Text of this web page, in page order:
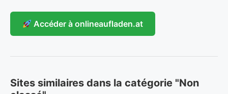
Accéder à onlineaufladen.at
Sites similaires dans la catégorie "Non